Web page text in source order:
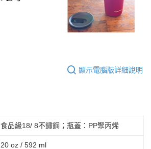
顯示電腦版詳細說明
食品級18/ 8不鏽鋼；瓶蓋：PP聚丙烯
20 oz / 592 ml